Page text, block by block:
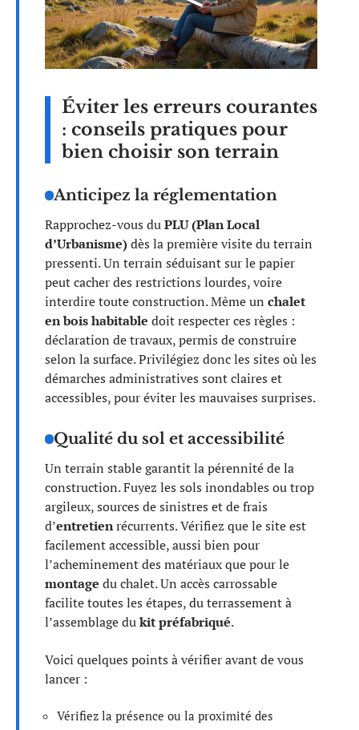
Éviter les erreurs courantes
: conseils pratiques pour
bien choisir son terrain
Anticipez la réglementation
Rapprochez-vous duPLU (Plan Local
d’Urbanisme)dès la première visite du terrain
pressenti. Un terrain séduisant sur le papier
peut cacher des restrictions lourdes, voire
interdire toute construction. Même un chalet
en bois habitable doit respecter ces règles :
déclaration de travaux, permis de construire
selon la surface. Privilégiez donc les sites où les
démarches administratives sont claires et
accessibles, pour éviter les mauvaises surprises.
Qualité du sol et accessibilité
Un terrain stable garantit la pérennité de la
construction. Fuyez les sols inondables ou trop
argileux, sources de sinistres et de frais
d’entretienrécurrents. Vérifiez que le site est
facilement accessible, aussi bien pour
l’acheminement des matériaux que pour le
montage du chalet. Un accès carrossable
facilite toutes les étapes, du terrassement à
l’assemblage dukit préfabriqué.
Voici quelques points à vérifier avant de vous
lancer :
Vérifiez la présence ou la proximité des